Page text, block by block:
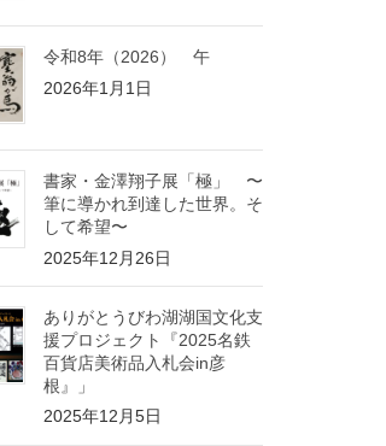
令和8年（2026） 午
2026年1月1日
書家・金澤翔子展「極」 〜
筆に導かれ到達した世界。そ
して希望〜
2025年12月26日
ありがとうびわ湖湖国文化支
援プロジェクト『2025名鉄
百貨店美術品入札会in彦
根』」
2025年12月5日